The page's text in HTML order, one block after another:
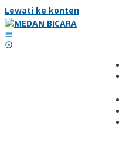
Lewati ke konten